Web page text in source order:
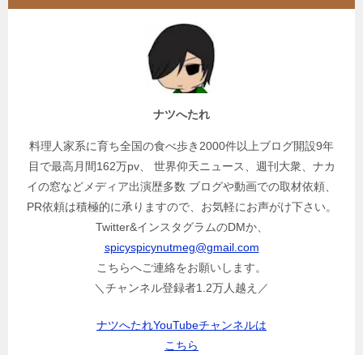
ナツへたれ
料理人家系に育ち全国の食べ歩き2000件以上ブログ開設9年
目で最高月間162万pv、 世界仰天ニュース、週刊大衆、ナカ
イの窓などメディア出演歴多数 ブログや動画での取材依頼、
PR依頼は積極的に承りますので、お気軽にお声がけ下さい。
Twitter&インスタグラムのDMか、
spicyspicynutmeg@gmail.com
こちらへご連絡をお願いします。
＼チャンネル登録者1.2万人越え／
ナツへたれYouTubeチャンネルは
こちら